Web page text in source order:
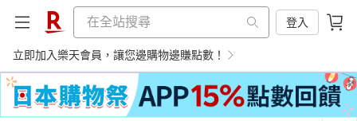
登入
立即加入樂天會員，讓您邊購物邊賺點數！